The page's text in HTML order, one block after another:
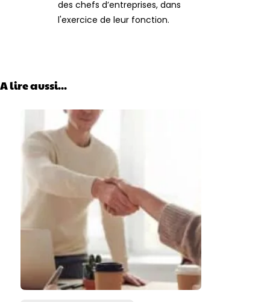
des chefs d’entreprises, dans
l'exercice de leur fonction.
A lire aussi...